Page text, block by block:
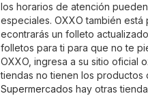
los horarios de atención
especiales. OXXO también
econtrarás un folleto
folletos para ti para que no te
OXXO, ingresa a su sitio oficial
tiendas no tienen los productos
Supermercados hay otras